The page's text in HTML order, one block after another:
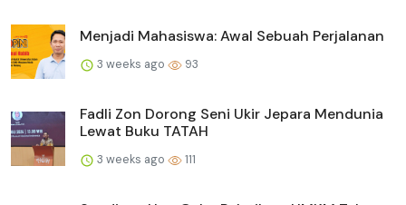
Menjadi Mahasiswa: Awal Sebuah Perjalanan
3 weeks ago 93
Fadli Zon Dorong Seni Ukir Jepara Mendunia
Lewat Buku TATAH
3 weeks ago 111